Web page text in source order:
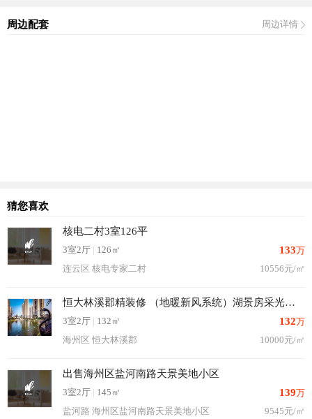
周边配套 周边详情
猜您喜欢
核电二村3室126平
3室2厅 | 126㎡ 133万
连云区 核电专家二村
10556元/㎡
恒大林溪郡精装修 （地暖新风系统）湖景房采光无敌
3室2厅 | 132㎡ 132万
海州区 恒大林溪郡
10000元/㎡
出售海州区盐河南路天景美地小区
3室2厅 | 145㎡ 139万
盐河路 海州区盐河南路天景美地小区
9545元/㎡